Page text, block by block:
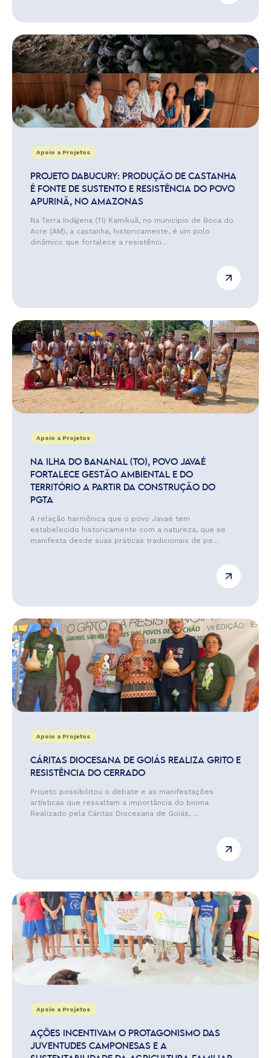
Apoio a Projetos
PROJETO DABUCURY: PRODUÇÃO DE CASTANHA
É FONTE DE SUSTENTO E RESISTÊNCIA DO POVO
APURINÃ, NO AMAZONAS
Na Terra Indígena (TI) Kamikuã, no município de Boca do
Acre (AM), a castanha, historicamente, é um polo
dinâmico que fortalece a resistênci...
Apoio a Projetos
NA ILHA DO BANANAL (TO), POVO JAVAÉ
FORTALECE GESTÃO AMBIENTAL E DO
TERRITÓRIO A PARTIR DA CONSTRUÇÃO DO
PGTA
A relação harmônica que o povo Javaé tem
estabelecido historicamente com a natureza, que se
manifesta desde suas práticas tradicionais de pe...
Apoio a Projetos
CÁRITAS DIOCESANA DE GOIÁS REALIZA GRITO E
RESISTÊNCIA DO CERRADO
Projeto possibilitou o debate e as manifestações
artísticas que ressaltam a importância do bioma
Realizado pela Cáritas Diocesana de Goiás, ...
Apoio a Projetos
AÇÕES INCENTIVAM O PROTAGONISMO DAS
JUVENTUDES CAMPONESAS E A